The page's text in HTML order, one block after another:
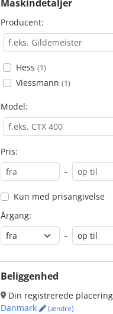
Maskindetaljer
Producent:
Hess (1)
Viessmann (1)
Model:
Pris:
-
Kun med prisangivelse
Årgang:
-
Beliggenhed
Din registrerede
Danmark
(ændre)